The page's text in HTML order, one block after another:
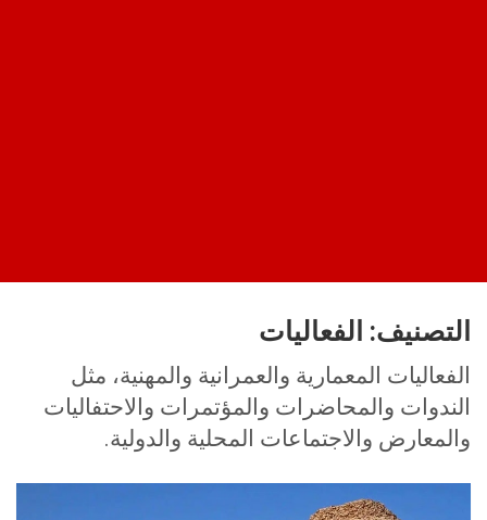
التصنيف: الفعاليات
الفعاليات المعمارية والعمرانية والمهنية، مثل
الندوات والمحاضرات والمؤتمرات والاحتفاليات
والمعارض والاجتماعات المحلية والدولية.